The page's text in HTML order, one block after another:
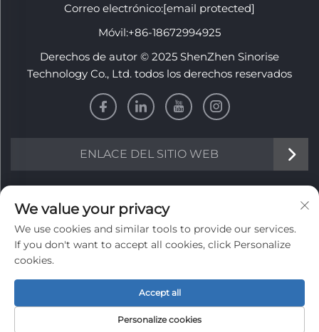
Correo electrónico:[email protected]
Móvil:+86-18672994925
Derechos de autor © 2025 ShenZhen Sinorise
Technology Co., Ltd. todos los derechos reservados
ENLACE DEL SITIO WEB
INFORMACIÓN
Regístrate para recibir nuestro boletín semanal
Enviar
We value your privacy
We use cookies and similar tools to provide our services.
If you don't want to accept all cookies, click Personalize
cookies.
Personalize cookies
Accept all